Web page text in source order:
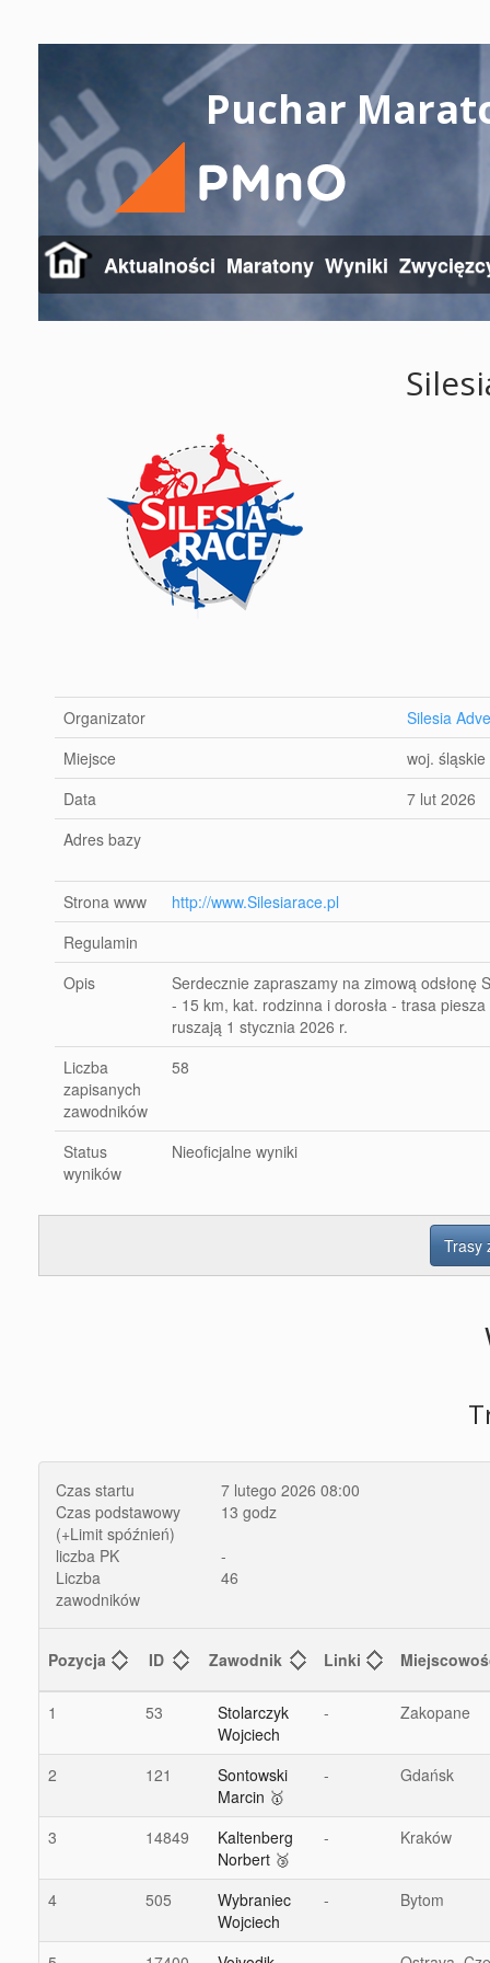
Puchar
Aktualności Maratony Wyniki
Organizator
Silesia
Miejsce
woj. śląskie
Data
7 lut 2026
Adres bazy
Strona www
http://www.Silesiarace.pl
Regulamin
Opis
Serdecznie zapraszamy na zimową
- 15 km, kat. rodzinna i dorosła - trasa
ruszają 1 stycznia 2026 r.
Liczba
zapisanych
zawodników
58
Status
wyników
Nieoficjalne wyniki
Trasy
Czas startu
7 lutego 2026 08:00
Czas podstawowy
(+Limit spóźnień)
13 godz
liczba PK
-
Liczba
zawodników
46
Pozycja ID Zawodnik Linki
1 53
Stolarczyk
Wojciech
- Zakopane
2 121
Sontowski
Marcin 🥇
- Gdańsk
3 14849
Kaltenberg
Norbert 🥉
- Kraków
4 505
Wybraniec
Wojciech
- Bytom